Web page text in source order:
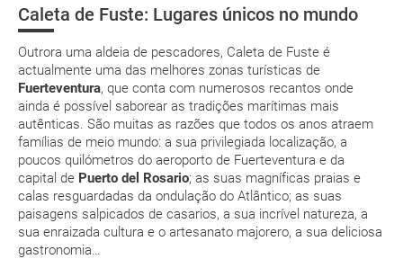
Caleta de Fuste: Lugares únicos no mundo
Outrora uma aldeia de pescadores, Caleta de Fuste é
actualmente uma das melhores zonas turísticas de
Fuerteventura, que conta com numerosos recantos onde
ainda é possível saborear as tradições marítimas mais
autênticas. São muitas as razões que todos os anos atraem
famílias de meio mundo: a sua privilegiada localização, a
poucos quilómetros do aeroporto de Fuerteventura e da
capital de Puerto del Rosario; as suas magníficas praias e
calas resguardadas da ondulação do Atlântico; as suas
paisagens salpicados de casarios, a sua incrível natureza, a
sua enraizada cultura e o artesanato majorero, a sua deliciosa
gastronomia…
Playas de
Dunas de
La Concha
as família com crianças se banhem no oceano Atlântico.
Cuidado com o sol do meio-dia! Nos meses de Verão, não
se esqueça de aplicar protector solar com factor de
protecção alto
Se procura umas férias sossegadas, tenha em conta que
o período de 15 de Setembro a finais de Outubro é o mais
tranquilo para viajar a Caleta de Fuste
Em Fuerteventura o clima é muito suave e temperado.
Não há temporadas de frio intenso nem de calor
asfixiante
JAN FEV MAR ABR
Onde alojar-se
Assistência sanitária
suplemento extra
pacote de
férias
Posso cancelar ou modificar a reserva da viagem?
Que custos podem ser originados por um
cancelamento ou modificação da viagem?